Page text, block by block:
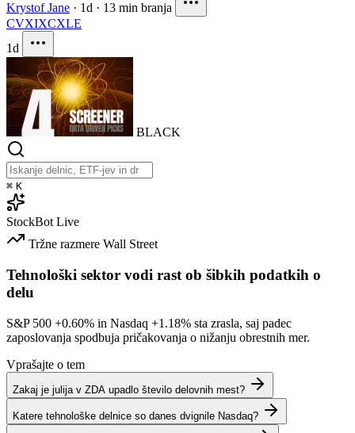
Krystof Jane · 1d · 13 min branja
CVXIXCXLE
1d
BLACK
⌘ K
StockBot Live
Tržne razmere Wall Street
Tehnološki sektor vodi rast ob šibkih podatkih o
delu
S&P 500 +0.60% in Nasdaq +1.18% sta zrasla, saj padec
zaposlovanja spodbuja pričakovanja o nižanju obrestnih mer.
Vprašajte o tem
Zakaj je julija v ZDA upadlo število delovnih mest?
Katere tehnološke delnice so danes dvignile Nasdaq?